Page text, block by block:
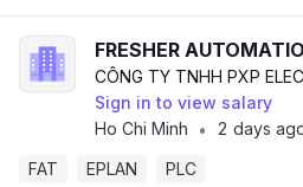
FRESHER
CÔNG TY TNHH PXP
Sign in to view salary
Ho Chi Minh
•
2 days
FAT
EPLAN PLC